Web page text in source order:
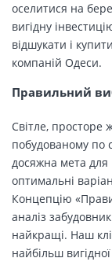
оселитися на
вигідну
відшукати і
компаній Одеси.
Правильний
Світле, просторе
побудованому по
досяжна мета для
оптимальні
Концепцію
аналіз
найкращі. Наш
найбільш